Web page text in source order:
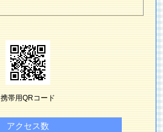
携帯用QRコード
アクセス数